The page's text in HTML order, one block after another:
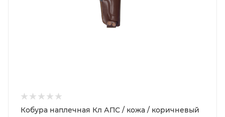
Кобура наплечная Кл АПС / кожа / коричневый